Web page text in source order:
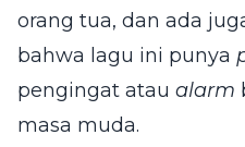
orang tua, dan ada
bahwa lagu ini punya
pengingat atau alarm
masa muda.